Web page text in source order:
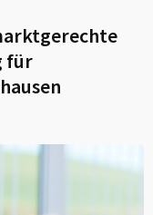
für